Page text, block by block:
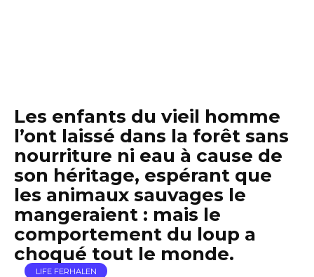
Les enfants du vieil homme
l’ont laissé dans la forêt sans
nourriture ni eau à cause de
son héritage, espérant que
les animaux sauvages le
mangeraient : mais le
comportement du loup a
choqué tout le monde.
LIFE FERHALEN